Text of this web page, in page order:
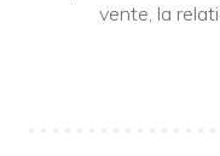
vente, la